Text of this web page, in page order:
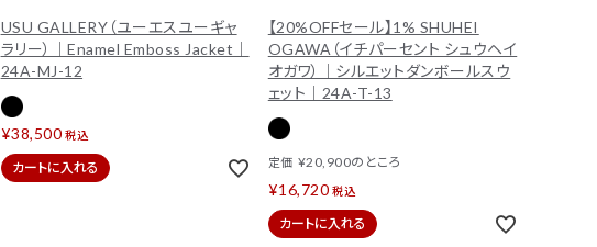
USU GALLERY（ユーエスユーギャ
ラリー）｜Enamel Emboss Jacket｜
24A-MJ-12
¥38,500 税込
カートに入れる
【20%OFFセール】1% SHUHEI
OGAWA（イチパーセント シュウヘイ
オガワ）｜シルエットダンボールスウ
ェット｜24A-T-13
定価 ¥20,900のところ
¥16,720 税込
カートに入れる